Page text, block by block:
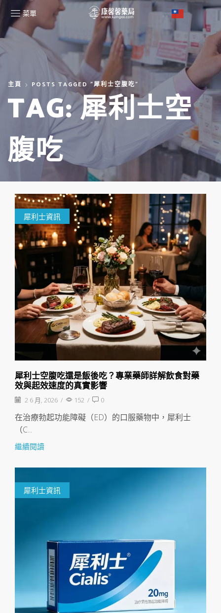
菜單
主頁 POSTS TAGGED "犀利士空腹吃"
TAG: 犀利士空
腹吃
犀利士資訊
犀利士空腹吃還是飯後吃？專業藥師詳解飲食對藥
效與起效速度的真實影響
2 6 月, 2026 / 152 / 0
在治療勃起功能障礙（ED）的口服藥物中，犀利士
（C...
繼續閱讀
犀利士資訊